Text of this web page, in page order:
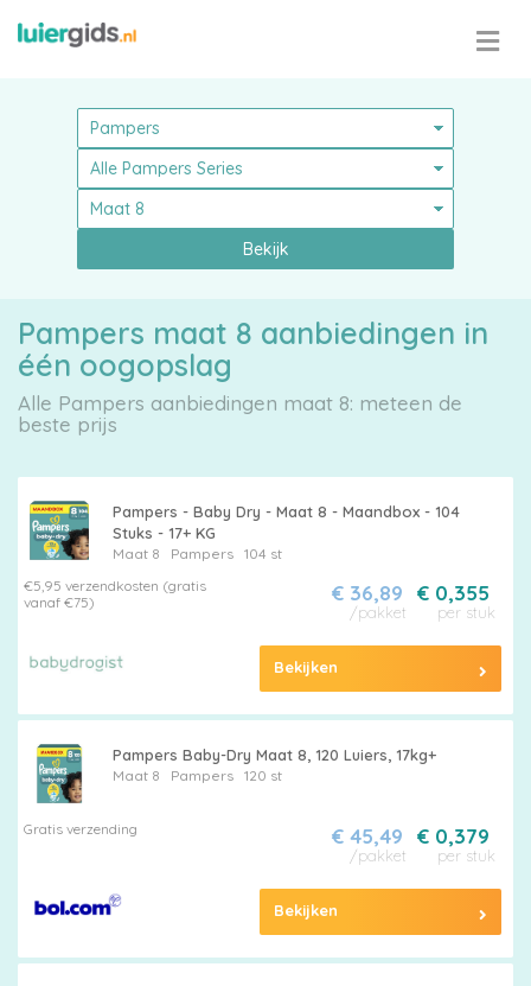
Pampers
Alle
Bekijk
Pampers maat 8 aanbiedingen in
één oogopslag
Alle Pampers aanbiedingen maat 8: meteen de
beste prijs
Pampers - Baby Dry - Maat 8 - Maandbox - 104
Stuks - 17+ KG
Maat 8 Pampers
104 st
€5,95 verzendkosten (gratis
vanaf €75)
€ 0,355
per stuk
€ 36,89
/pakket
Bekijken
Pampers Baby-Dry Maat 8, 120 Luiers, 17kg+
Maat 8 Pampers 120 st
Gratis verzending € 0,379
per stuk
€ 45,49
/pakket
Bekijken